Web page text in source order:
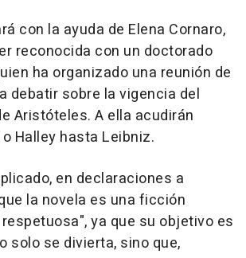
con la ayuda de Elena Cornaro,
reconocida con un doctorado
ha organizado una reunión de
debatir sobre la vigencia del
Aristóteles. A ella acudirán
Halley hasta Leibniz.
en declaraciones a
la novela es una ficción
ya que su objetivo es
solo se divierta, sino que,